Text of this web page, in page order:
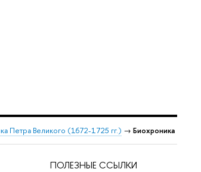
Петра Великого (1672-1725 гг.) → Биохроника
ПОЛЕЗНЫЕ ССЫЛКИ